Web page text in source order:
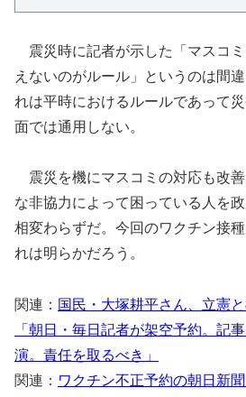
震災時に記者が示した「マスコ
えないのがルール」というのは間
れは平時におけるルールであって
面では通用しない。
震災を機にマスコミの対応も改
な非協力によって困っている人を
相変わらずだ。今回のワクチン接
れは明らかだろう。
関連： 国民・大塚耕平さん、立憲
「朝日・毎日記者が架空予約。記
演。責任を取るべき」
関連： ワクチン不正予約の朝日新